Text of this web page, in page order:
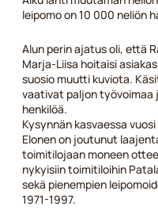
leipomo on 10 000 neliön
Alun perin ajatus oli, että
Marja-Liisa hoitaisi
suosio muutti kuviota.
vaativat paljon työvoimaa
henkilöä.
Kysynnän kasvaessa
Elonen on joutunut
toimitilojaan moneen
nykyisiin toimitiloihin
sekä pienempien
1971-1997.